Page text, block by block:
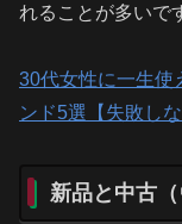
れることが多いで
30代女性に一生使
ンド5選【失敗しな
新品と中古